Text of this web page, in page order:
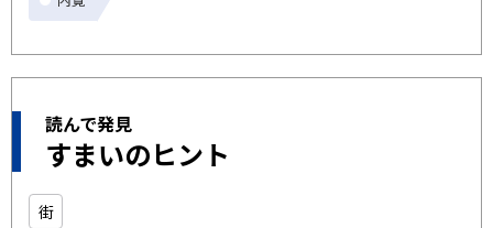
読んで発見
すまいのヒント
街